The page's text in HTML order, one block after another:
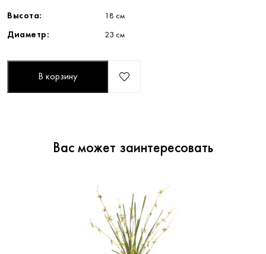
Высота: 18 см
Диаметр: 23 см
В корзину
Вас может заинтересовать